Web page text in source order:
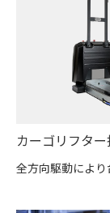
カーゴリフタ
全方向駆動によ